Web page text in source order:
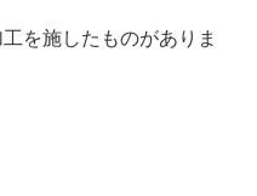
を施したものがありま